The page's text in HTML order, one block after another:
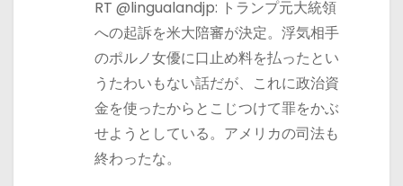
RT @lingualandjp: トランプ元大統領
への起訴を米大陪審が決定。浮気相手
のポルノ女優に口止め料を払ったとい
うたわいもない話だが、これに政治資
金を使ったからとこじつけて罪をかぶ
せようとしている。アメリカの司法も
終わったな。